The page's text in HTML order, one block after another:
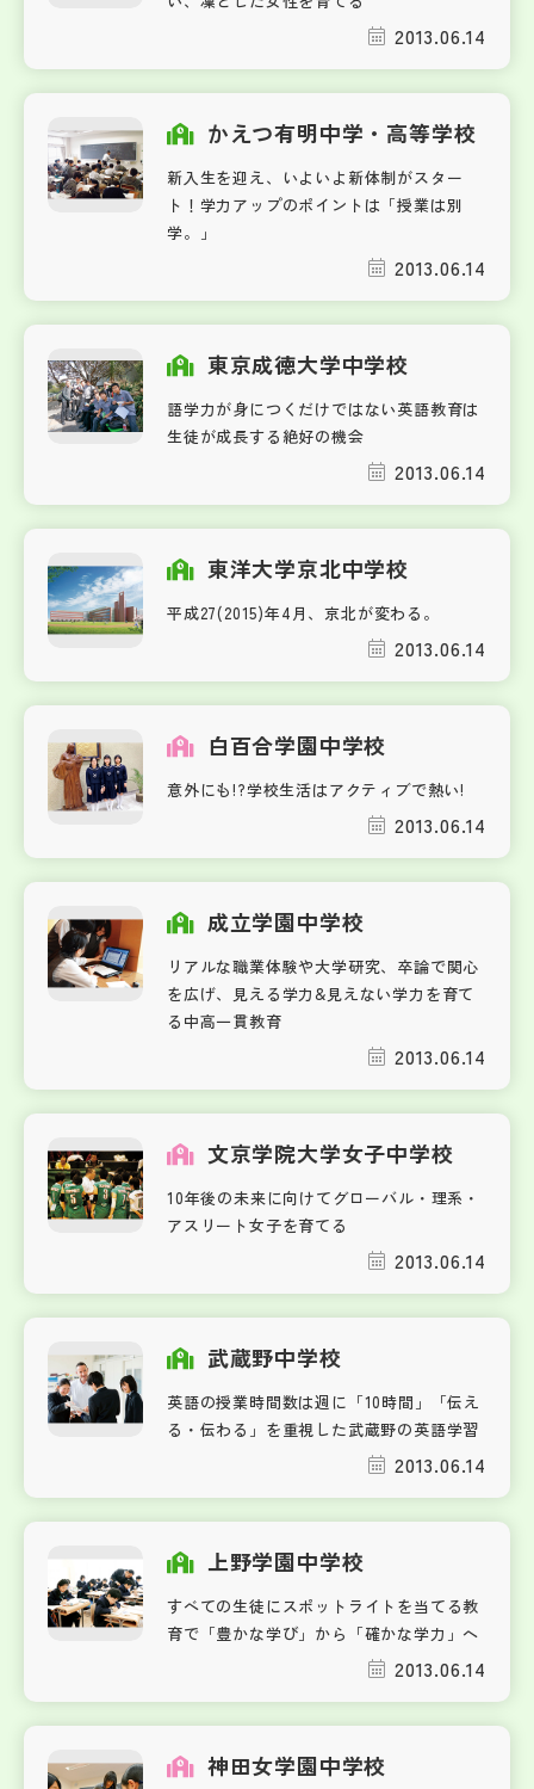
2013.06.14
かえつ有明中学・高等学校
新入生を迎え、いよいよ新体制がスター
ト！学力アップのポイントは「授業は別
学。」
2013.06.14
東京成徳大学中学校
語学力が身につくだけではない英語教育は
生徒が成長する絶好の機会
2013.06.14
東洋大学京北中学校
平成27(2015)年4月、京北が変わる。
2013.06.14
白百合学園中学校
意外にも!?学校生活はアクティブで熱い!
2013.06.14
成立学園中学校
リアルな職業体験や大学研究、卒論で関心
を広げ、見える学力&見えない学力を育て
る中高一貫教育
2013.06.14
文京学院大学女子中学校
10年後の未来に向けてグローバル・理系・
アスリート女子を育てる
2013.06.14
武蔵野中学校
英語の授業時間数は週に「10時間」「伝え
る・伝わる」を重視した武蔵野の英語学習
2013.06.14
上野学園中学校
すべての生徒にスポットライトを当てる教
育で「豊かな学び」から「確かな学力」へ
2013.06.14
神田女学園中学校